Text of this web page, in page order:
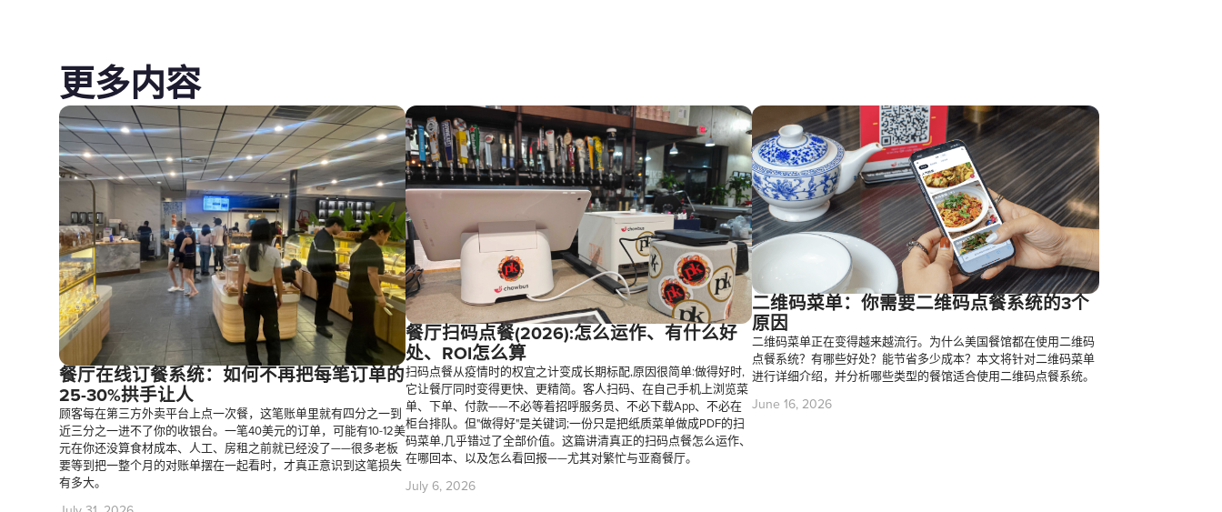
更多内容
餐厅在线订餐系统：如何不再把每笔订单的
25-30%拱手让人
顾客每在第三方外卖平台上点一次餐，这笔账单里就有四分之一到
近三分之一进不了你的收银台。一笔40美元的订单，可能有10-12美
元在你还没算食材成本、人工、房租之前就已经没了——很多老板
要等到把一整个月的对账单摆在一起看时，才真正意识到这笔损失
有多大。
餐厅扫码点餐(2026):怎么运作、有什么好
处、ROI怎么算
扫码点餐从疫情时的权宜之计变成长期标配,原因很简单:做得好时,
它让餐厅同时变得更快、更精简。客人扫码、在自己手机上浏览菜
单、下单、付款——不必等着招呼服务员、不必下载App、不必在
柜台排队。但"做得好"是关键词;一份只是把纸质菜单做成PDF的扫
码菜单,几乎错过了全部价值。这篇讲清真正的扫码点餐怎么运作、
在哪回本、以及怎么看回报——尤其对繁忙与亚裔餐厅。
July 6, 2026
二维码菜单：你需要二维码点餐系统的3个
原因
二维码菜单正在变得越来越流行。为什么美国餐馆都在使用二维码
点餐系统？有哪些好处？能节省多少成本？本文将针对二维码菜单
进行详细介绍，并分析哪些类型的餐馆适合使用二维码点餐系统。
June 16, 2026